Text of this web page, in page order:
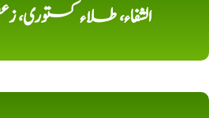
الشفاء، طلاء کستوری،